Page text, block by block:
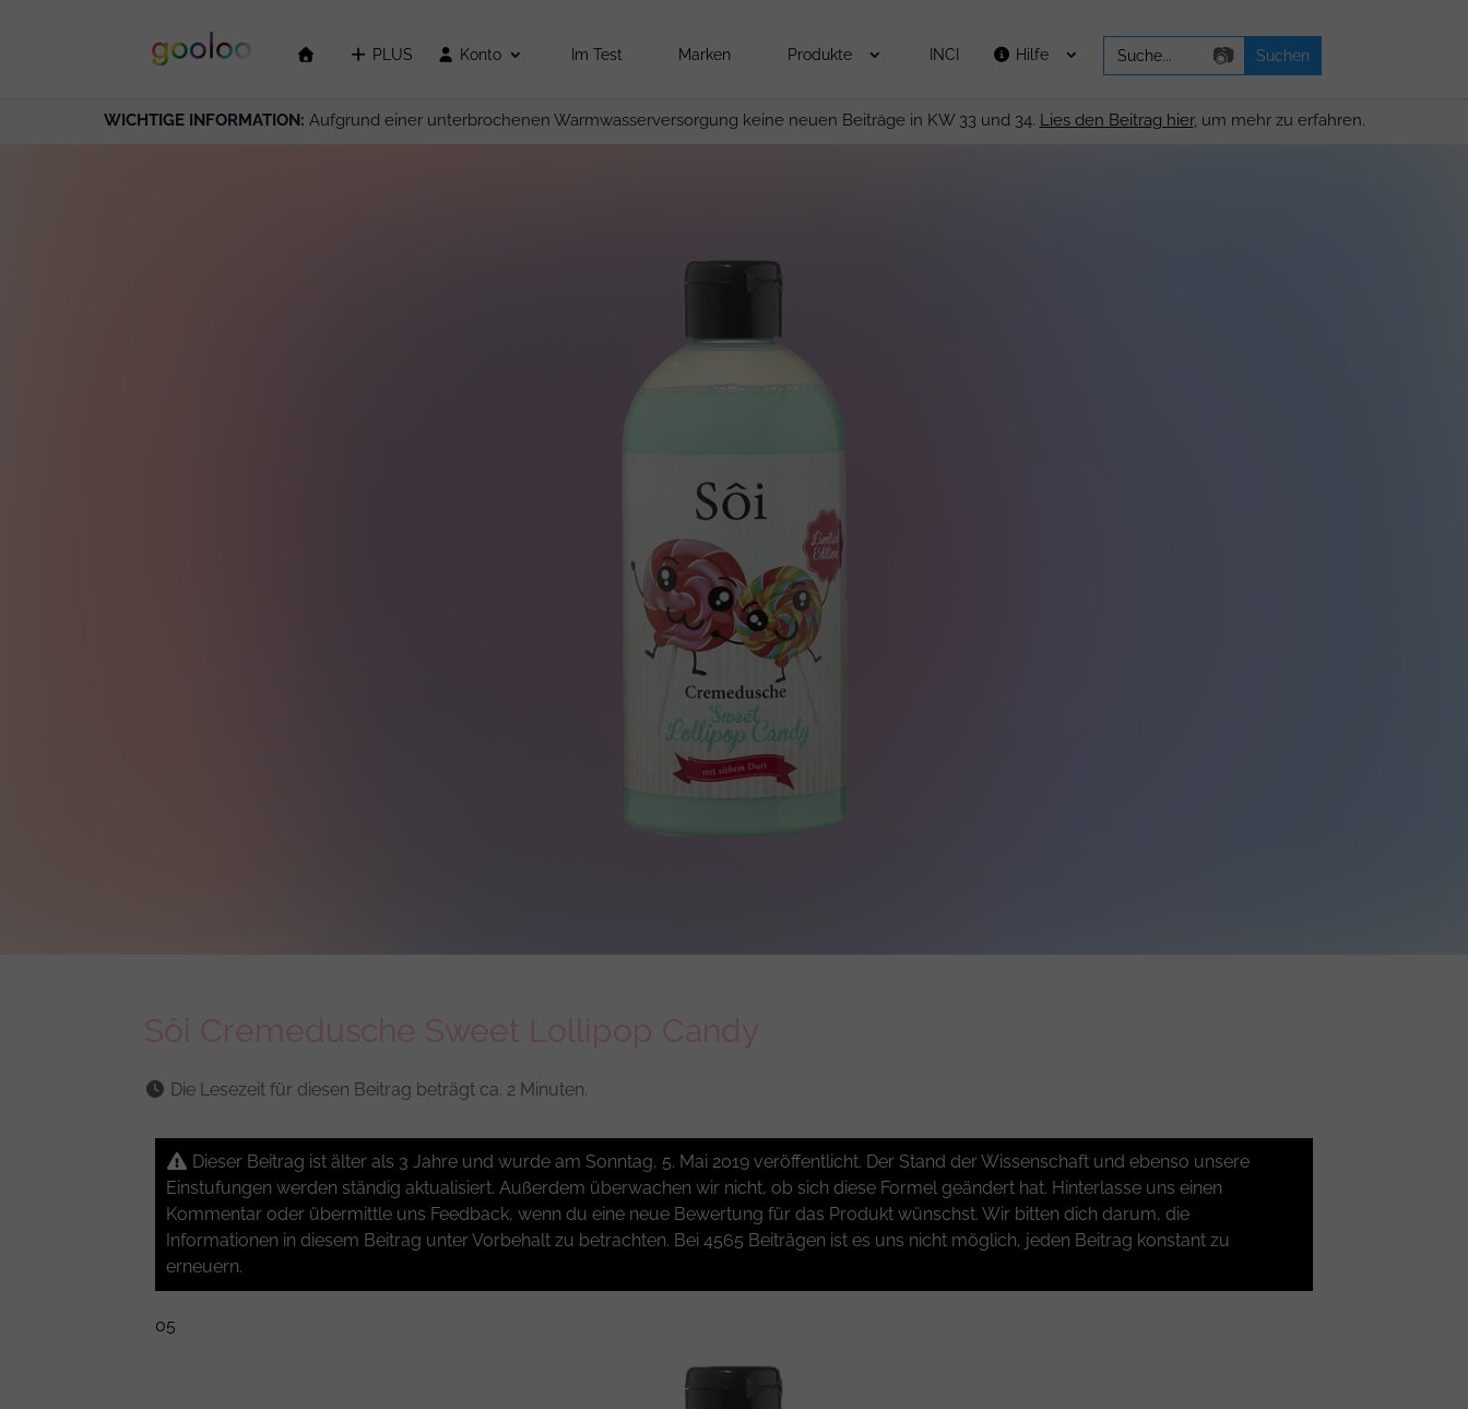
PLUS Konto Im Test Marken Produkte INCI Hilfe
Search
for:
📷
WICHTIGE INFORMATION: Aufgrund einer unterbrochenen Warmwasserversorgung keine neuen Beiträge in KW 33 und 34. Lies den Beitrag hier, um mehr zu erfahren.
Sôi Cremedusche Sweet Lollipop Candy
Die Lesezeit für diesen Beitrag beträgt ca. 2 Minuten.
Dieser Beitrag ist älter als 3 Jahre und wurde am Sonntag, 5. Mai 2019 veröffentlicht. Der Stand der Wissenschaft und ebenso unsere
Einstufungen werden ständig aktualisiert. Außerdem überwachen wir nicht, ob sich diese Formel geändert hat. Hinterlasse uns einen
Kommentar oder übermittle uns Feedback, wenn du eine neue Bewertung für das Produkt wünschst. Wir bitten dich darum, die
Informationen in diesem Beitrag unter Vorbehalt zu betrachten. Bei 4565 Beiträgen ist es uns nicht möglich, jeden Beitrag konstant zu
erneuern.
05